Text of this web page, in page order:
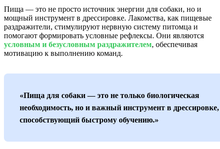
Пища — это не просто источник энергии для собаки, но и
мощный инструмент в дрессировке. Лакомства, как пищевые
раздражители, стимулируют нервную систему питомца и
помогают формировать условные рефлексы. Они являются
условным и безусловным раздражителем, обеспечивая
мотивацию к выполнению команд.
«Пища для собаки — это не только биологическая
необходимость, но и важный инструмент в дрессировке,
способствующий быстрому обучению.»